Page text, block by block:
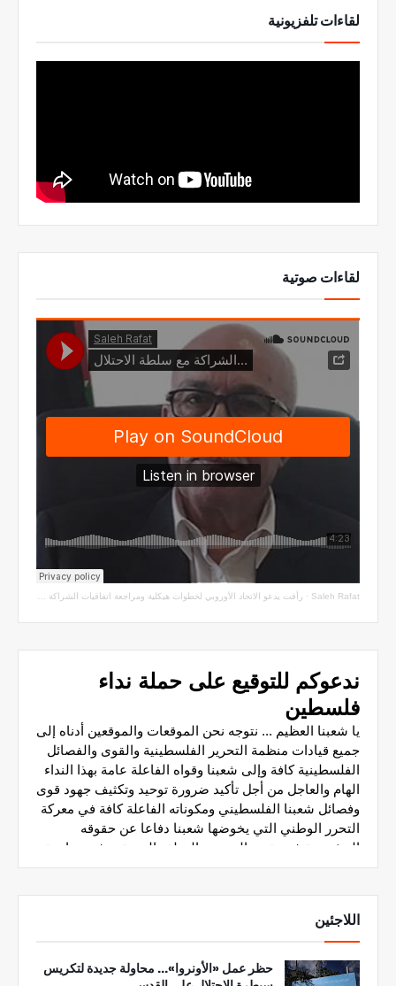
لقاءات تلفزيونية
لقاءات صوتية
Saleh Rafat
· رأفت يدعو الاتحاد الأوروبي لخطوات هيكلية ومراجعة اتفاقيات الشراكة مع سلطة الاحتلال
اللاجئين
حظر عمل «الأونروا»... محاولة جديدة لتكريس